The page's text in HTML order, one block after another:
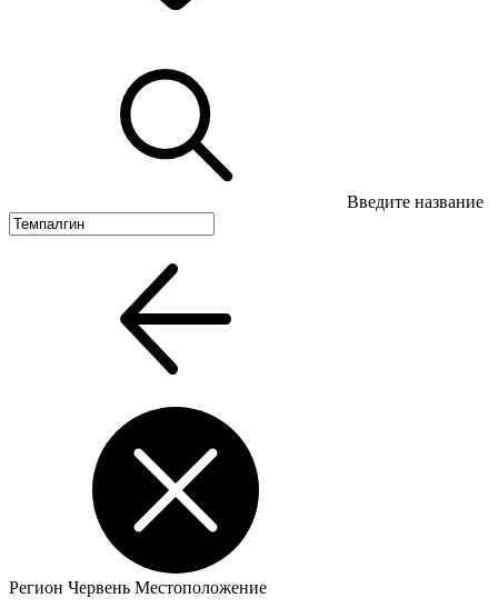
Введите название
Регион Червень Местоположение